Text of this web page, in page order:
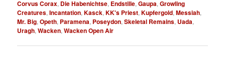
Corvus Corax, Die Habenichtse, Endstille,Gaupa,Growling
Creatures,Incantation,Kasck,KK's Priest,Kupfergold,Messiah,
Mr. Big,Opeth, Paramena, Poseydon,Skeletal Remains, Uada,
Uragh,Wacken,Wacken Open Air